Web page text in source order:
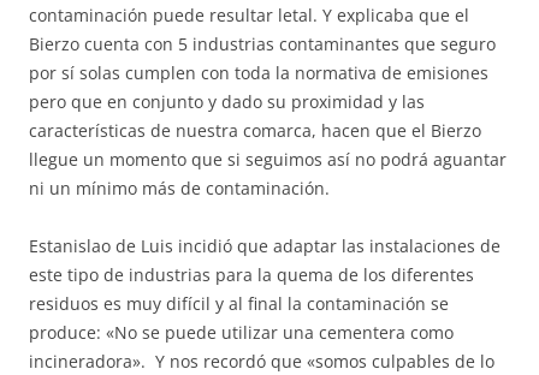
contaminación puede resultar letal. Y explicaba que el
Bierzo cuenta con 5 industrias contaminantes que seguro
por sí solas cumplen con toda la normativa de emisiones
pero que en conjunto y dado su proximidad y las
características de nuestra comarca, hacen que el Bierzo
llegue un momento que si seguimos así no podrá aguantar
ni un mínimo más de contaminación.
Estanislao de Luis incidió que adaptar las instalaciones de
este tipo de industrias para la quema de los diferentes
residuos es muy difícil y al final la contaminación se
produce: «No se puede utilizar una cementera como
incineradora». Y nos recordó que «somos culpables de lo